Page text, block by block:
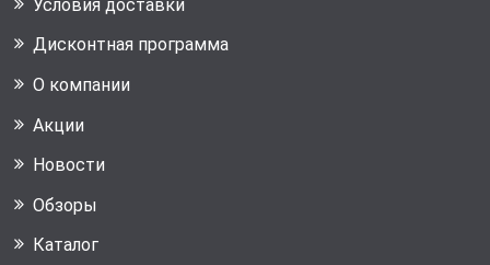
Условия доставки
Дисконтная программа
О компании
Акции
Новости
Обзоры
Каталог